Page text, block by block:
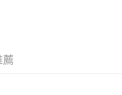
薦